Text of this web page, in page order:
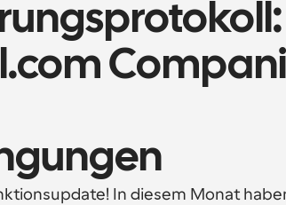
In diesem Monat